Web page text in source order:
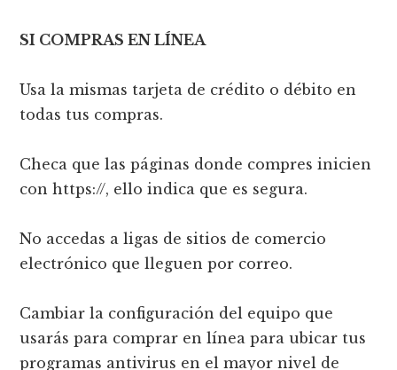
SI COMPRAS EN LÍNEA
Usa la mismas tarjeta de crédito o débito en
todas tus compras.
Checa que las páginas donde compres inicien
con https://, ello indica que es segura.
No accedas a ligas de sitios de comercio
electrónico que lleguen por correo.
Cambiar la configuración del equipo que
usarás para comprar en línea para ubicar tus
programas antivirus en el mayor nivel de